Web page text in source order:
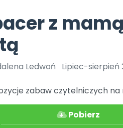
Archiwalne
Promocje
czerwca 2024 r. uzyskała
r. Nr decyzji:
Online.
Pomoc zwierzętom
Książka (dla) Przedszkolaka
Promowanie czytelnictwa
TikTok
Zobacz nas na TikToku
YouTube
z
Ledwoń Lipiec-sierpień
zabaw czytelniczych na
Pobierz